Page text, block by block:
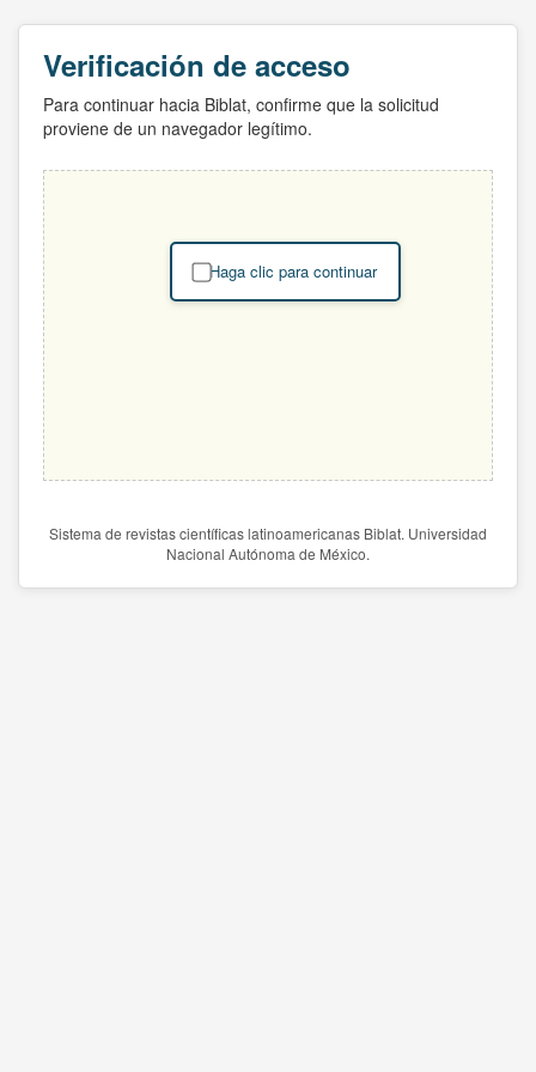
Verificación de acceso
Para continuar hacia Biblat, confirme que la solicitud
proviene de un navegador legítimo.
Haga clic para continuar
Sistema de revistas científicas latinoamericanas Biblat. Universidad
Nacional Autónoma de México.